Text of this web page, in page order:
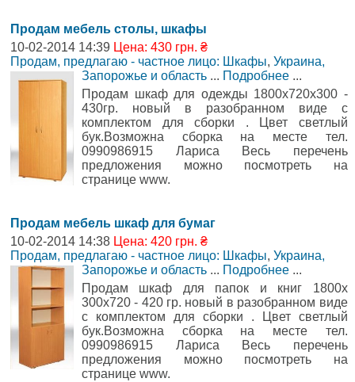
Продам мебель столы, шкафы
10-02-2014 14:39 Цена: 430 грн. ₴
Продам, предлагаю - частное лицо: Шкафы, Украина,
Запорожье и область ... Подробнее ...
Продам шкаф для одежды 1800х720х300 -
430гр. новый в разобранном виде с
комплектом для сборки . Цвет светлый
бук.Возможна сборка на месте тел.
0990986915 Лариса Весь перечень
предложения можно посмотреть на
странице www.
Продам мебель шкаф для бумаг
10-02-2014 14:38 Цена: 420 грн. ₴
Продам, предлагаю - частное лицо: Шкафы, Украина,
Запорожье и область ... Подробнее ...
Продам шкаф для папок и книг 1800х
300х720 - 420 гр. новый в разобранном виде
с комплектом для сборки . Цвет светлый
бук.Возможна сборка на месте тел.
0990986915 Лариса Весь перечень
предложения можно посмотреть на
странице www.